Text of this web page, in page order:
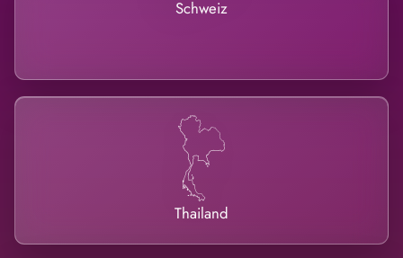
Schweiz
Thailand